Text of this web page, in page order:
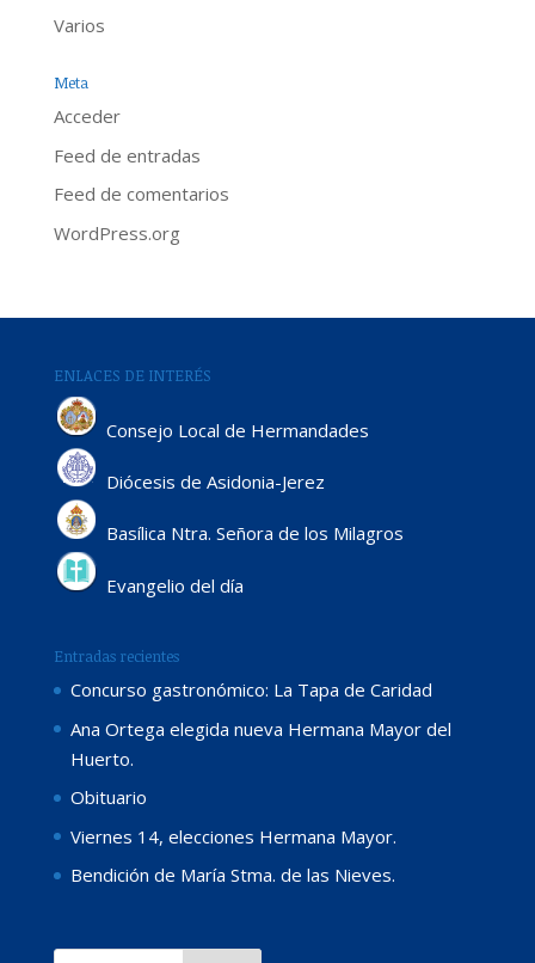
Varios
Meta
Acceder
Feed de entradas
Feed de comentarios
WordPress.org
ENLACES DE INTERÉS
Consejo Local de Hermandades
Diócesis de Asidonia-Jerez
Basílica Ntra. Señora de los Milagros
Evangelio del día
Entradas recientes
Concurso gastronómico: La Tapa de Caridad
Ana Ortega elegida nueva Hermana Mayor del
Huerto.
Obituario
Viernes 14, elecciones Hermana Mayor.
Bendición de María Stma. de las Nieves.